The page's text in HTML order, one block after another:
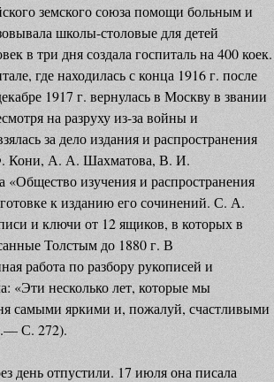
земского союза помощи больным и
школы-столовые для детей
в три дня создала госпиталь на 400 коек.
где находилась с конца 1916 г. после
1917 г. вернулась в Москву в звании
на разруху из-за войны и
за дело издания и распространения
Кони, А. А. Шахматова, В. И.
«Общество изучения и распространения
к изданию его сочинений. С. А.
и ключи от 12 ящиков, в которых в
Толстым до 1880 г. В
работа по разбору рукописей и
«Эти несколько лет, которые мы
самыми яркими и, пожалуй, счастливыми
С. 272).
день отпустили. 17 июля она писала